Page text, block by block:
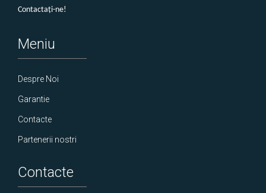
Contactați-ne!
Meniu
Despre Noi
Garantie
Contacte
Partenerii nostri
Contacte